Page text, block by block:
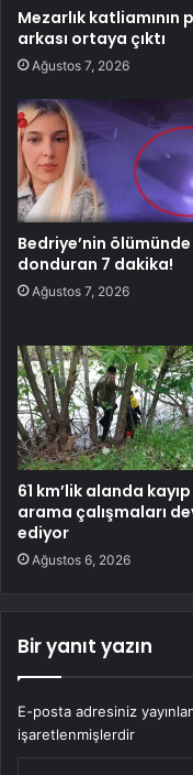
Mezarlık katliamının
arkası ortaya çıktı
Ağustos 7, 2026
Bedriye’nin
donduran 7 dakika!
Ağustos 7, 2026
61 km’lik alanda kayıp
arama çalışmaları
ediyor
Ağustos 6, 2026
Bir yanıt yazın
E-posta adresiniz
işaretlenmişlerdir